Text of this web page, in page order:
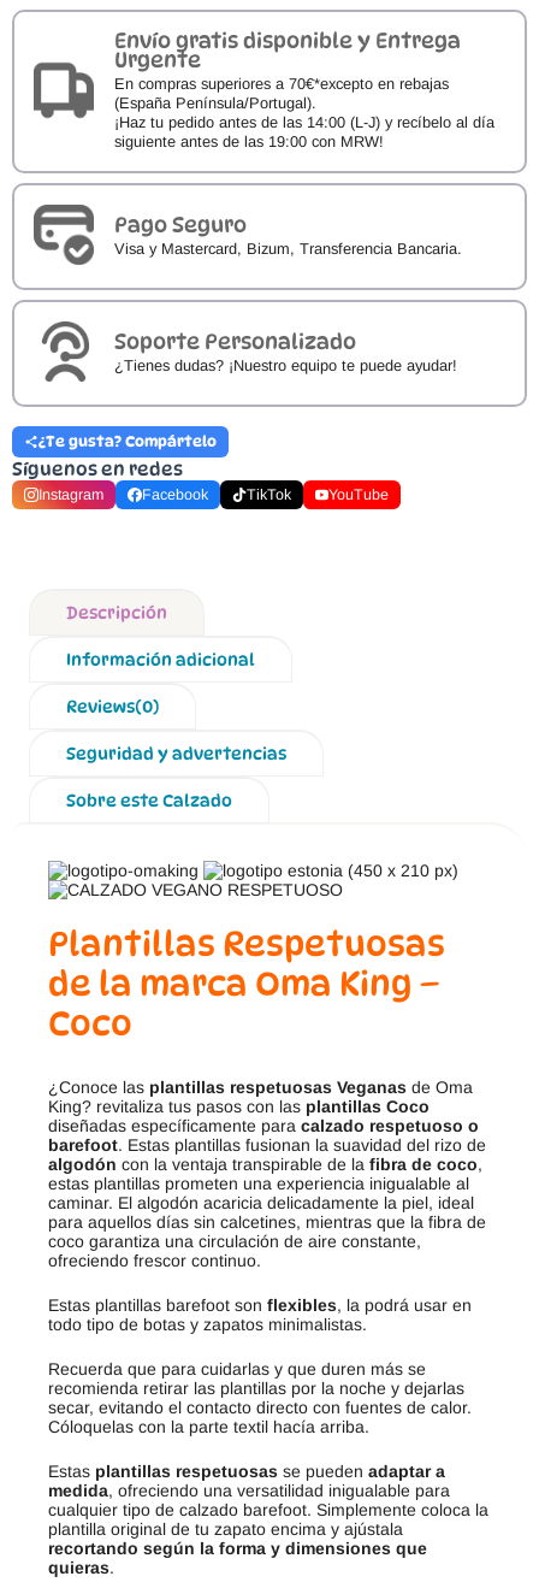
King
Fresh
Coco
cantidad
Envío gratis disponible y Entrega
Urgente
En compras superiores a 70€*excepto en rebajas
(España Península/Portugal).
¡Haz tu pedido antes de las 14:00 (L-J) y recíbelo al día
siguiente antes de las 19:00 con MRW!
Pago Seguro
Visa y Mastercard, Bizum, Transferencia Bancaria.
Soporte Personalizado
¿Tienes dudas? ¡Nuestro equipo te puede ayudar!
¿Te gusta? Compártelo
Síguenos en redes
Instagram Facebook TikTok YouTube
Descripción
Información adicional
Reviews(0)
Seguridad y advertencias
Sobre este Calzado
Plantillas Respetuosas
de la marca Oma King –
Coco
¿Conoce las plantillas respetuosas Veganas de Oma
King? revitaliza tus pasos con las plantillas Coco
diseñadas específicamente para calzado respetuoso o
barefoot. Estas plantillas fusionan la suavidad del rizo de
algodón con la ventaja transpirable de la fibra de coco,
estas plantillas prometen una experiencia inigualable al
caminar. El algodón acaricia delicadamente la piel, ideal
para aquellos días sin calcetines, mientras que la fibra de
coco garantiza una circulación de aire constante,
ofreciendo frescor continuo.
Estas plantillas barefoot son flexibles, la podrá usar en
todo tipo de botas y zapatos minimalistas.
Recuerda que para cuidarlas y que duren más se
recomienda retirar las plantillas por la noche y dejarlas
secar, evitando el contacto directo con fuentes de calor.
Cóloquelas con la parte textil hacía arriba.
Estas plantillas respetuosas se pueden adaptar a
medida, ofreciendo una versatilidad inigualable para
cualquier tipo de calzado barefoot. Simplemente coloca la
plantilla original de tu zapato encima y ajústala
recortando según la forma y dimensiones que
quieras.